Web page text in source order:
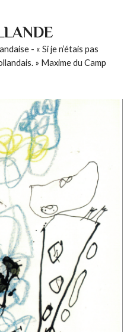
- « Si je n’étais pas
» Maxime du Camp